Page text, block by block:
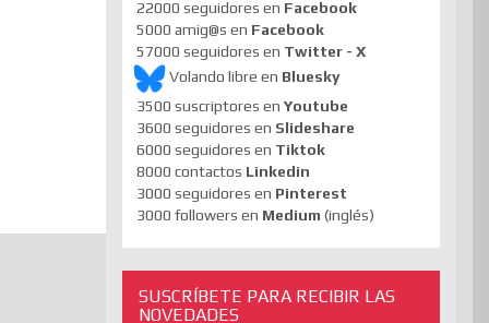
22000 seguidores en Facebook
5000 amig@s en Facebook
57000 seguidores en Twitter - X
Volando libre en Bluesky
3500 suscriptores en Youtube
3600 seguidores en Slideshare
6000 seguidores en Tiktok
8000 contactos Linkedin
3000 seguidores en Pinterest
3000 followers en Medium (inglés)
SUSCRÍBETE PARA RECIBIR LAS
NOVEDADES